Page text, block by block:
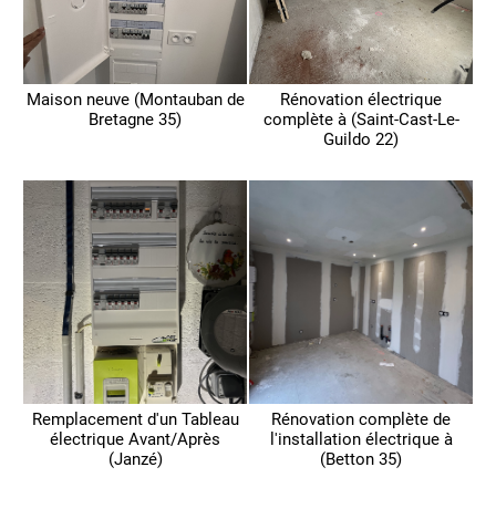
Maison neuve (Montauban de
Bretagne 35)
Rénovation électrique
complète à (Saint-Cast-Le-
Guildo 22)
Remplacement d'un Tableau
électrique Avant/Après
(Janzé)
Rénovation complète de
l'installation électrique à
(Betton 35)